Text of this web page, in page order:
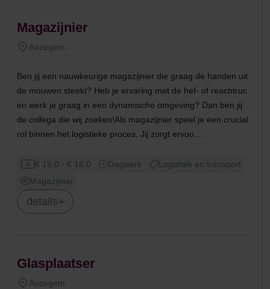
Magazijnier
Anzegem
Ben jij een nauwkeurige magazijnier die graag de handen uit
de mouwen steekt? Heb je ervaring met de hef- of reachtruck
en werk je graag in een dynamische omgeving? Dan ben jij
de collega die wij zoeken!Als magazijnier speel je een cruciale
rol binnen het logistieke proces. Jij zorgt ervoo...
€ 15,0 - € 16,0 Dagwerk
Logistiek en transport
Magazijnier
details
Glasplaatser
Anzegem